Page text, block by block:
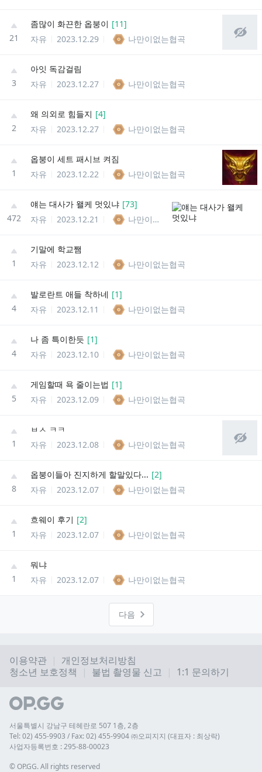
21
좀많이 화끈한 옵붕이 [11]
자유
2023.12.29 나만이없는협곡
3
아잇 독감걸림
자유
2023.12.27 나만이없는협곡
2
왜 의외로 힘들지 [4]
자유
2023.12.27 나만이없는협곡
1
옵붕이 세트 패시브 켜짐
자유
2023.12.22 나만이없는협곡
472
얘는 대사가 왤케 멋있냐 [73]
자유
2023.12.21 나만이없는협곡
1
기말에 학교쨈
자유
2023.12.12 나만이없는협곡
4
발로란트 애들 착하네 [1]
자유
2023.12.11 나만이없는협곡
4
나 좀 특이한듯 [1]
자유
2023.12.10 나만이없는협곡
5
게임할때 욕 줄이는법 [1]
자유
2023.12.09 나만이없는협곡
1
ㅂㅅ ㅋㅋ
자유
2023.12.08 나만이없는협곡
8
옵붕이들아 진지하게 할말있다... [2]
자유
2023.12.07 나만이없는협곡
1
흐웨이 후기 [2]
자유
2023.12.07 나만이없는협곡
1
뭐냐
자유
2023.12.07 나만이없는협곡
다음
이용약관
개인정보처리방침
청소년 보호정책
불법 촬영물 신고 1:1 문의하기
서울특별시 강남구 테헤란로 507 1층, 2층
Tel: 02) 455-9903 / Fax: 02) 455-9904 ㈜오피지지 (대표자 : 최상락)
사업자등록번호 : 295-88-00023
© OP.GG. All rights reserved